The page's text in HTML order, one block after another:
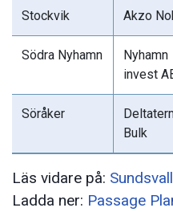
Stockvik Akzo
Södra Nyhamn
Nyhamn
invest
Söråker
Bulk
Läs vidare på:
Ladda ner: Passage